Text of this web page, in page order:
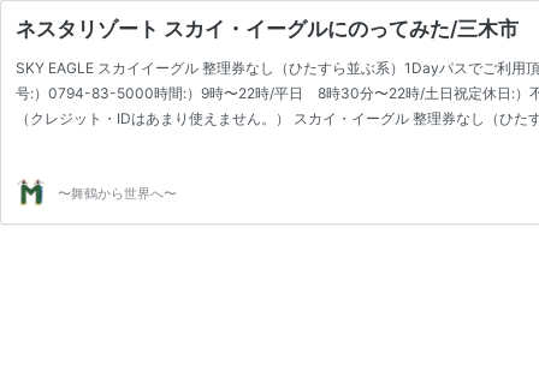
ネスタリゾート スカイ・イーグルにのってみた/三木市
SKY EAGLE スカイイーグル 整理券なし（ひたすら並ぶ系）1Dayパスでご利
号:）0794-83-5000時間:）9時〜22時/平日 8時30分〜22時/土日祝定休日:）
（クレジット・IDはあまり使えません。） スカイ・イーグル 整理券なし（ひ
〜舞鶴から世界へ〜